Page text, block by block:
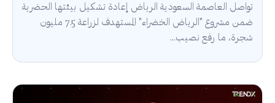
تواصل العاصمة السعودية الرياض إعادة تشكيل بيئتها الحضرية
ضمن مشروع "الرياض الخضراء" المستهدف لزراعة 7.5 مليون
شجرة، ما رفع نصيب...